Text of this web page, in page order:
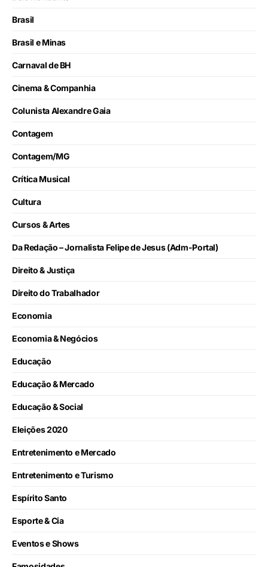
Brasil
Brasil e Minas
Carnaval de BH
Cinema & Companhia
Colunista Alexandre Gaia
Contagem
Contagem/MG
Crítica Musical
Cultura
Cursos & Artes
Da Redação – Jornalista Felipe de Jesus (Adm-Portal)
Direito & Justiça
Direito do Trabalhador
Economia
Economia & Negócios
Educação
Educação & Mercado
Educação & Social
Eleições 2020
Entretenimento e Mercado
Entretenimento e Turismo
Espírito Santo
Esporte & Cia
Eventos e Shows